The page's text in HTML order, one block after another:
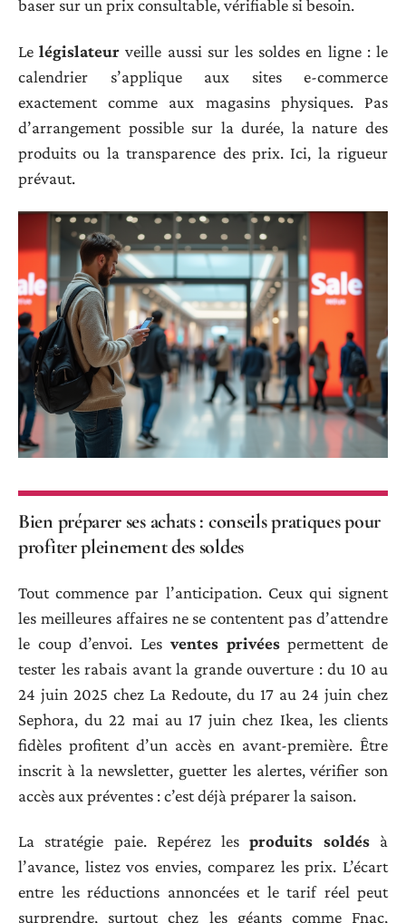
baser sur un prix consultable, vérifiable si besoin.
Lelégislateur veille aussi sur les soldes en ligne : le
calendrier s’applique aux sites e-commerce
exactement comme aux magasins physiques. Pas
d’arrangement possible sur la durée, la nature des
produits ou la transparence des prix. Ici, la rigueur
prévaut.
Bien préparer ses achats : conseils pratiques pour
profiter pleinement des soldes
Tout commence par l’anticipation. Ceux qui signent
les meilleures affaires ne se contentent pas d’attendre
le coup d’envoi. Les ventes privéespermettent de
tester les rabais avant la grande ouverture : du 10 au
24 juin 2025 chez La Redoute, du 17 au 24 juin chez
Sephora, du 22 mai au 17 juin chez Ikea, les clients
fidèles profitent d’un accès en avant-première. Être
inscrit à la newsletter, guetter les alertes, vérifier son
accès aux préventes : c’est déjà préparer la saison.
La stratégie paie. Repérez lesproduits soldésà
l’avance, listez vos envies, comparez les prix. L’écart
entre les réductions annoncées et le tarif réel peut
surprendre, surtout chez les géants comme Fnac,